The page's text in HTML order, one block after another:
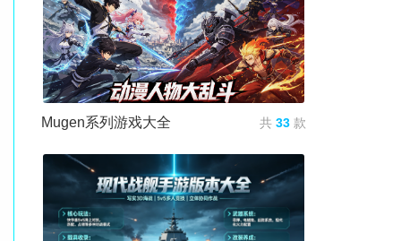
Mugen系列游戏大全 共 33 款